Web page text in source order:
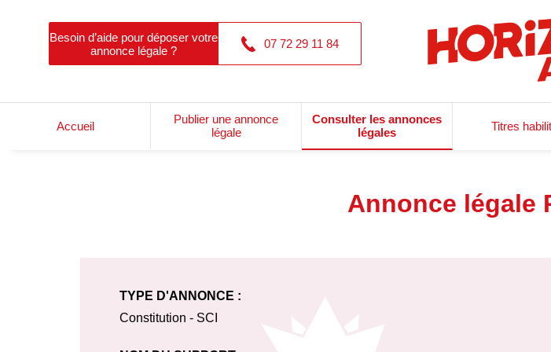
Besoin d’aide pour déposer votre
annonce légale ?
07 72 29 11 84
Accueil
Publier une annonce
légale
Consulter les annonces
légales
Titres
Annonce légale
TYPE D'ANNONCE :
Constitution - SCI